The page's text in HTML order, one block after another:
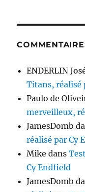
ENDERLIN
Titans, réalisé
Paulo de
merveilleux,
JamesDomb
réalisé par Cy
Mike dans
Cy Endfield
JamesDomb